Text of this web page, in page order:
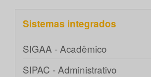
Sistemas integrados
SIGAA - Acadêmico
SIPAC - Administrativo